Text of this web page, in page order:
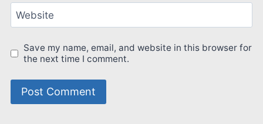
Website
Save my name, email, and website in this browser for
the next time I comment.